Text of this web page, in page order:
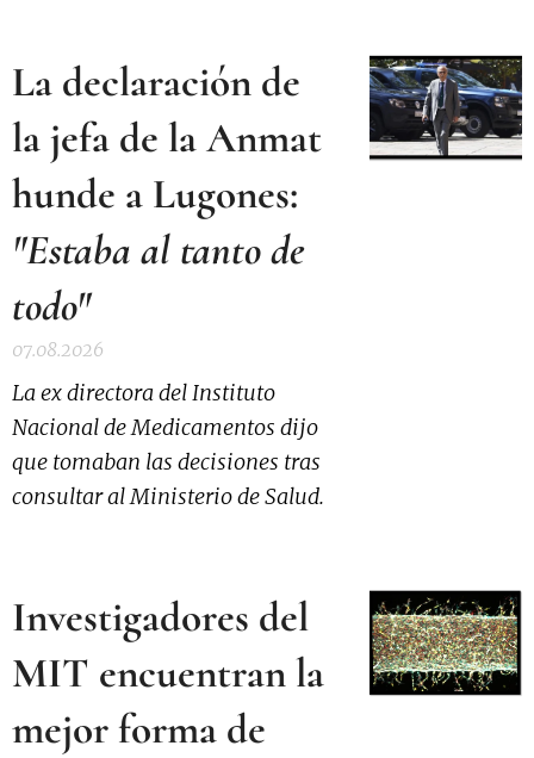
La declaración de
la jefa de la Anmat
hunde a Lugones:
"Estaba al tanto de
todo"
07.08.2026
La ex directora del Instituto
Nacional de Medicamentos dijo
que tomaban las decisiones tras
consultar al Ministerio de Salud.
Investigadores del
MIT encuentran la
mejor forma de